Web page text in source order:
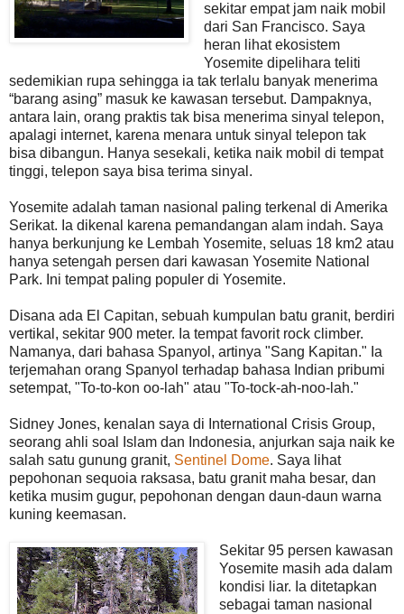
sekitar empat jam naik mobil
dari San Francisco. Saya
heran lihat ekosistem
Yosemite dipelihara teliti
sedemikian rupa sehingga ia tak terlalu banyak menerima
“barang asing” masuk ke kawasan tersebut. Dampaknya,
antara lain, orang praktis tak bisa menerima sinyal telepon,
apalagi internet, karena menara untuk sinyal telepon tak
bisa dibangun. Hanya sesekali, ketika naik mobil di tempat
tinggi, telepon saya bisa terima sinyal.
Yosemite adalah taman nasional paling terkenal di Amerika
Serikat. Ia dikenal karena pemandangan alam indah. Saya
hanya berkunjung ke Lembah Yosemite, seluas 18 km2 atau
hanya setengah persen dari kawasan Yosemite National
Park. Ini tempat paling populer di Yosemite.
Disana ada El Capitan, sebuah kumpulan batu granit, berdiri
vertikal, sekitar 900 meter. Ia tempat favorit rock climber.
Namanya, dari bahasa Spanyol, artinya "Sang Kapitan." Ia
terjemahan orang Spanyol terhadap bahasa Indian pribumi
setempat, "To-to-kon oo-lah" atau "To-tock-ah-noo-lah."
Sidney Jones, kenalan saya di International Crisis Group,
seorang ahli soal Islam dan Indonesia, anjurkan saja naik ke
salah satu gunung granit, Sentinel Dome. Saya lihat
pepohonan sequoia raksasa, batu granit maha besar, dan
ketika musim gugur, pepohonan dengan daun-daun warna
kuning keemasan.
Sekitar 95 persen kawasan
Yosemite masih ada dalam
kondisi liar. Ia ditetapkan
sebagai taman nasional